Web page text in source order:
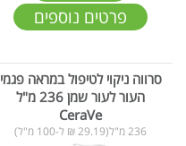
פרטים נוספים
סרווה ניקוי לטיפול במראה פגמי
העור לעור שמן 236 מ"ל
CeraVe
236 מ"ל(29.19 ₪ ל-100 מ"ל)